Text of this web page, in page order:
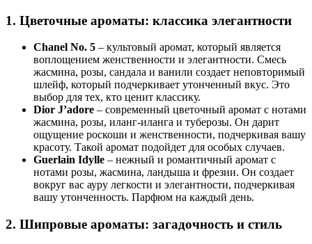
1. Цветочные ароматы: классика элегантности
Chanel No. 5 – культовый аромат, который является
воплощением женственности и элегантности. Смесь
жасмина, розы, сандала и ванили создает неповторимый
шлейф, который подчеркивает утонченный вкус. Это
выбор для тех, кто ценит классику.
Dior J’adore – современный цветочный аромат с нотами
жасмина, розы, иланг-иланга и туберозы. Он дарит
ощущение роскоши и женственности, подчеркивая вашу
красоту. Такой аромат подойдет для особых случаев.
Guerlain Idylle – нежный и романтичный аромат с
нотами розы, жасмина, ландыша и фрезии. Он создает
вокруг вас ауру легкости и элегантности, подчеркивая
вашу утонченность. Парфюм на каждый день.
2. Шипровые ароматы: загадочность и стиль